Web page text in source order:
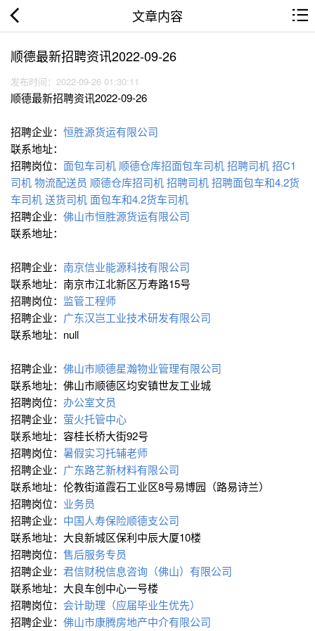
文章内容
顺德最新招聘资讯2022-09-26
发布时间：2022-09-26 01:30:11
顺德最新招聘资讯2022-09-26
招聘企业： 恒胜源货运有限公司
联系地址：
招聘岗位： 面包车司机 顺德仓库招面包车司机招聘司机招C1
司机物流配送员 顺德仓库招司机招聘司机招聘面包车和4.2货
车司机送货司机面包车和4.2货车司机
招聘企业： 佛山市恒胜源货运有限公司
联系地址：
招聘企业： 南京信业能源科技有限公司
联系地址：南京市江北新区万寿路15号
招聘岗位： 监管工程师
招聘企业： 广东汉岂工业技术研发有限公司
联系地址：null
招聘企业： 佛山市顺德星瀚物业管理有限公司
联系地址：佛山市顺德区均安镇世友工业城
招聘岗位： 办公室文员
招聘企业： 萤火托管中心
联系地址：容桂长桥大街92号
招聘岗位： 暑假实习托辅老师
招聘企业： 广东路艺新材料有限公司
联系地址：伦教街道霞石工业区8号易博园（路易诗兰）
招聘岗位： 业务员
招聘企业： 中国人寿保险顺德支公司
联系地址：大良新城区保利中辰大厦10楼
招聘岗位： 售后服务专员
招聘企业： 君信财税信息咨询（佛山）有限公司
联系地址：大良车创中心一号楼
招聘岗位： 会计助理（应届毕业生优先）
招聘企业： 佛山市康腾房地产中介有限公司